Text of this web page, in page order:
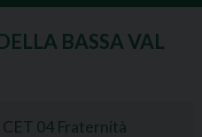
BASSA VAL
CET 04 Fraternità